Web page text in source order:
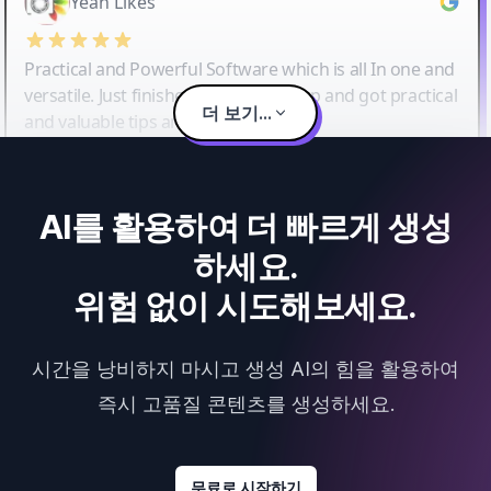
Practical and Powerful Software which is all In one and
versatile. Just finished their workshop and got practical
and valuable tips and tricks.
더 보기...
AI를 활용하여 더 빠르게 생성
하세요.
위험 없이 시도해보세요.
시간을 낭비하지 마시고 생성 AI의 힘을 활용하여
즉시 고품질 콘텐츠를 생성하세요.